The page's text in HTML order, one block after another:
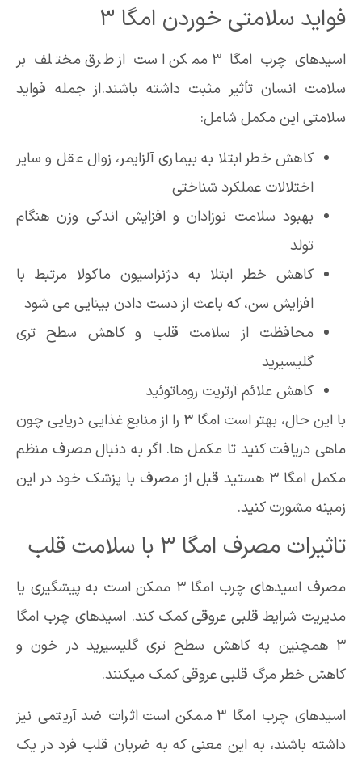
فواید سلامتی خوردن امگا 3
اسیدهای چرب امگا 3 ممکن است از طرق مختلف بر
سلامت انسان تأثیر مثبت داشته باشند.از جمله فواید
سلامتی این مکمل شامل:
کاهش خطر ابتلا به بیماری آلزایمر، زوال عقل و سایر
اختلالات عملکرد شناختی
بهبود سلامت نوزادان و افزایش اندکی وزن هنگام
تولد
کاهش خطر ابتلا به دژنراسیون ماکولا مرتبط با
افزایش سن، که باعث از دست دادن بینایی می شود
محافظت از سلامت قلب و کاهش سطح تری
گلیسیرید
کاهش علائم آرتریت روماتوئید
با این حال، بهتر است امگا 3 را از منابع غذایی دریایی چون
ماهی دریافت کنید تا مکمل ها. اگر به دنبال مصرف منظم
مکمل امگا 3 هستید قبل از مصرف با پزشک خود در این
زمینه مشورت کنید.
تاثیرات مصرف امگا 3 با سلامت قلب
مصرف اسیدهای چرب امگا 3 ممکن است به پیشگیری یا
مدیریت شرایط قلبی عروقی کمک کند. اسیدهای چرب امگا
3 همچنین به کاهش سطح تری گلیسیرید در خون و
کاهش خطر مرگ قلبی عروقی کمک میکنند.
اسیدهای چرب امگا 3 ممکن است اثرات ضد آریتمی نیز
داشته باشند، به این معنی که به ضربان قلب فرد در یک